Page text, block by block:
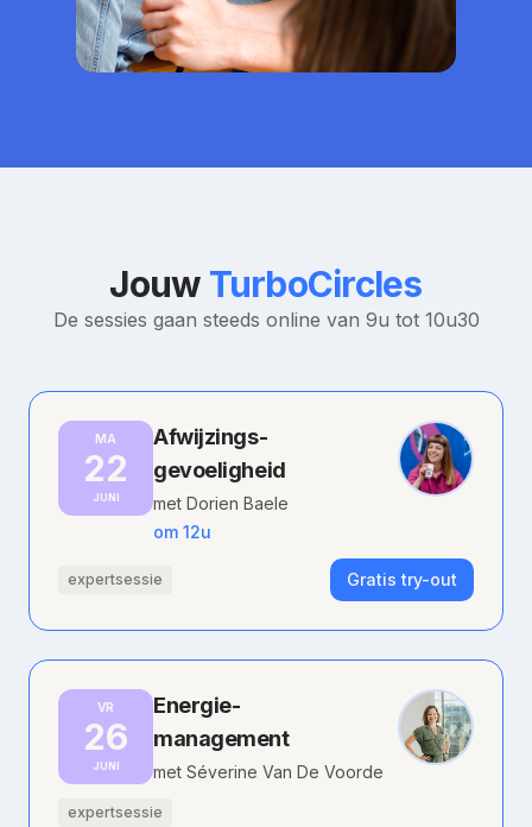
Jouw TurboCircles
De sessies gaan steeds online van 9u tot 10u30
MA
22
JUNI
Afwijzings-
gevoeligheid
met Dorien Baele
om 12u
expertsessie Gratis try-out
VR
26
JUNI
Energie-
management
met Séverine Van De Voorde
expertsessie